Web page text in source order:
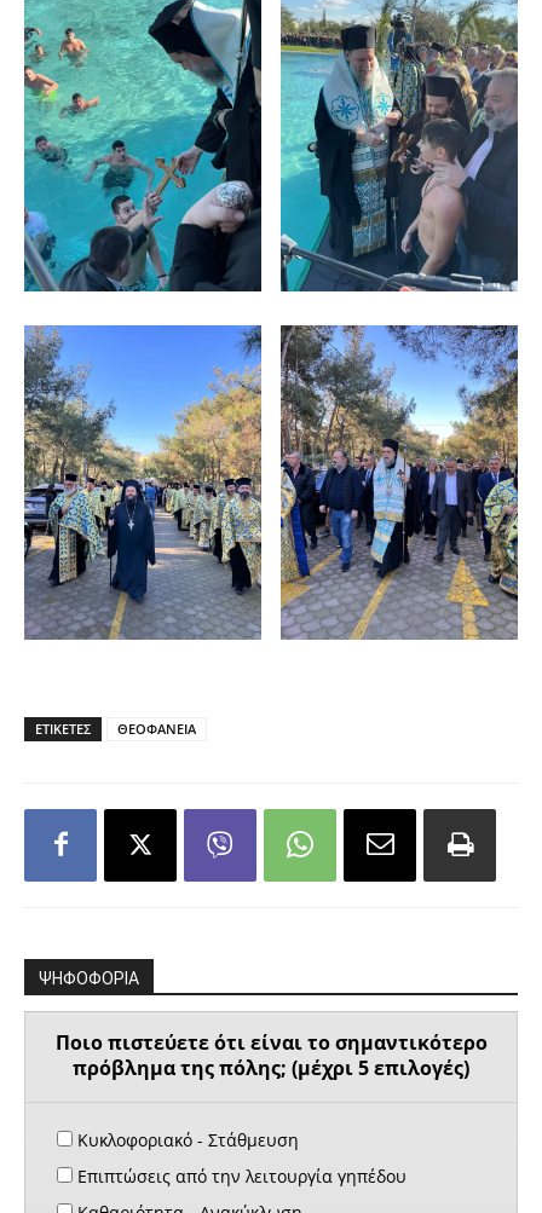
ΕΤΙΚΕΤΕΣ ΘΕΟΦΑΝΕΙΑ
ΨΗΦΟΦΟΡΙΑ
Ποιο πιστεύετε ότι είναι το σημαντικότερο
πρόβλημα της πόλης; (μέχρι 5 επιλογές)
Κυκλοφοριακό - Στάθμευση
Επιπτώσεις από την λειτουργία γηπέδου